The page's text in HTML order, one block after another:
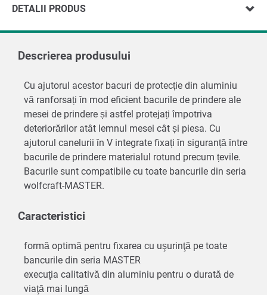
DETALII PRODUS
Descrierea produsului
Cu ajutorul acestor bacuri de protecție din aluminiu
vă ranforsați în mod eficient bacurile de prindere ale
mesei de prindere și astfel protejați împotriva
deteriorărilor atât lemnul mesei cât și piesa. Cu
ajutorul canelurii în V integrate fixați în siguranță între
bacurile de prindere materialul rotund precum țevile.
Bacurile sunt compatibile cu toate bancurile din seria
wolfcraft-MASTER.
Caracteristici
formă optimă pentru fixarea cu uşurinţă pe toate
bancurile din seria MASTER
execuţia calitativă din aluminiu pentru o durată de
viaţă mai lungă